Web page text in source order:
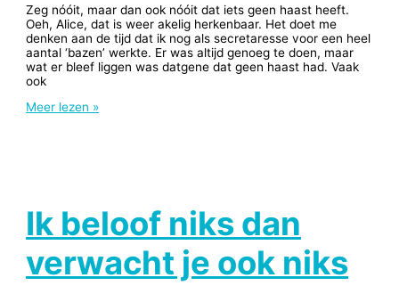
Zeg nóóit, maar dan ook nóóit dat iets geen haast heeft.
Oeh, Alice, dat is weer akelig herkenbaar. Het doet me
denken aan de tijd dat ik nog als secretaresse voor een heel
aantal ‘bazen’ werkte. Er was altijd genoeg te doen, maar
wat er bleef liggen was datgene dat geen haast had. Vaak
ook
Klus
Meer lezen »
Ik beloof niks dan
verwacht je ook niks